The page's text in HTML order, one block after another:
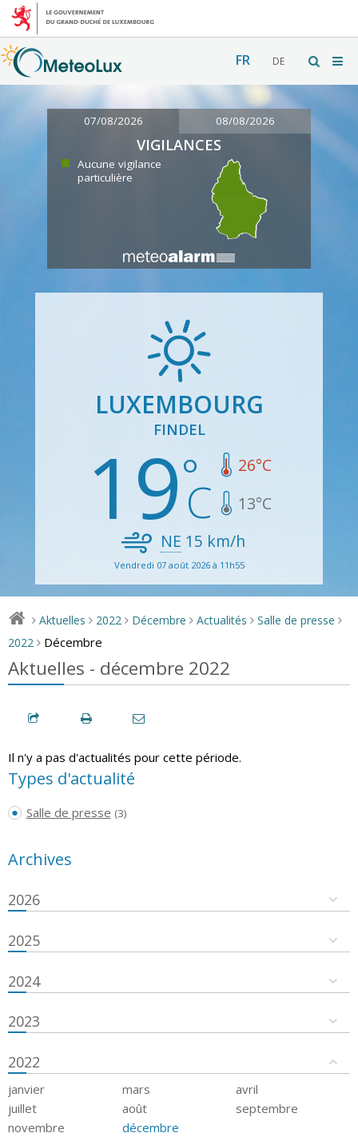
FR DE
07/08/2026 08/08/2026
VIGILANCES
Aucune vigilance
particulière
LUXEMBOURG
FINDEL
19 26°C
13°C
NE 15 km/h
Vendredi 07 août 2026 à 11h55
> Aktuelles > 2022 > Décembre > Actualités > Salle de presse >
2022 > Décembre
Aktuelles - décembre 2022
Il n'y a pas d'actualités pour cette période.
Types d'actualité
Salle de presse (3)
Archives
2026
2025
2024
2023
2022
janvier mars
avril
juillet
août
septembre
novembre
décembre